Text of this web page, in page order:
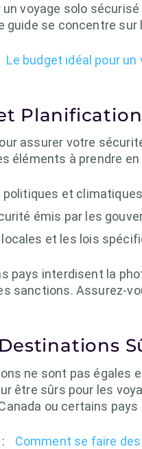
un voyage solo
guide se concentre
Le budget idéal pour un
assurer votre
éléments à prendre
politiques et
émis par les
et les lois
pays interdisent la
sanctions. Assurez-
ne sont pas égales
être sûrs pour les
ou certains
Comment se faire